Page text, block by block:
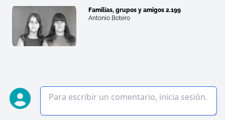
Familias, grupos y amigos 2.199
Antonio Botero